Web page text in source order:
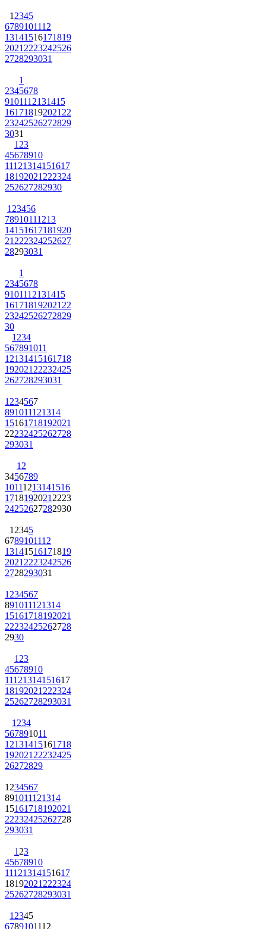
1 2345
6789101112
13141516171819
2021 2223242526
2728293031
1
2345678
9101112131415
161718192021 22
23242526272829
3031
1 23
45678910
11121314151617
18192021 222324
252627282930
1 23456
78910111213
14151617181920
21 222324252627
28293031
1
2345678
9101112131415
161718192021 22
23242526272829
30
1 234
567891011
12131415161718
192021 22232425
262728293031
1 234567
891011121314
15161718192021
22232425262728
293031
1 2
3456789
10111213141516
1718192021 2223
24252627282930
1 2345
6789101112
13141516171819
2021 2223242526
2728293031
1 234567
891011121314
15161718192021
22232425262728
2930
1 23
45678910
11121314151617
18192021 222324
25262728293031
1 234
567891011
12131415161718
192021 22232425
26272829
1 234567
891011121314
15161718192021
22232425262728
293031
1 23
45678910
11121314151617
18192021 222324
25262728293031
1 2345
6789101112